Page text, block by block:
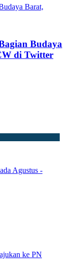
Budaya
di Twitter
Agustus -
ke PN